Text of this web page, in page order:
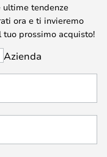
ultime tendenze
ora e ti invieremo
tuo prossimo acquisto!
Azienda